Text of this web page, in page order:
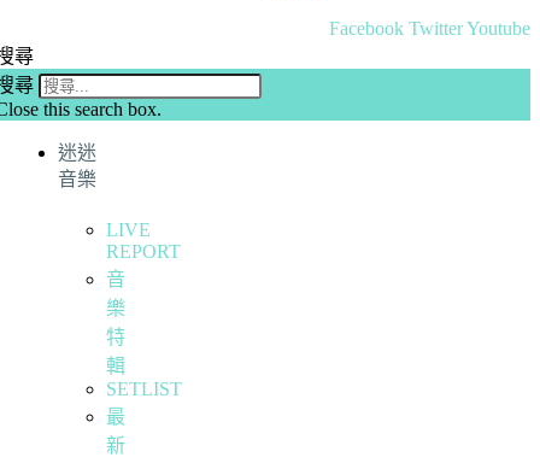
Facebook TwitterYoutube
尋
尋
this search box.
迷迷
音樂
LIVE
REPORT
音
樂
特
輯
SETLIST
最
新